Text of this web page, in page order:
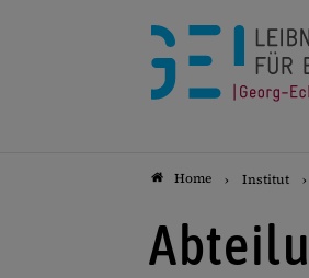
Home Institut